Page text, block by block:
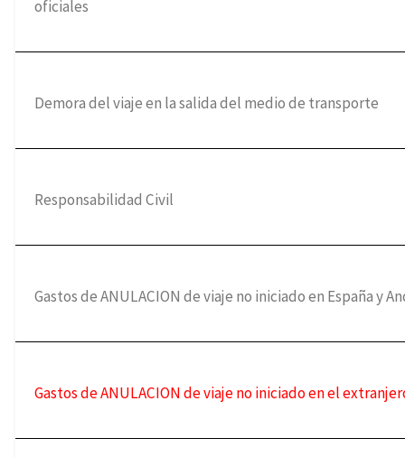
oficiales
Demora del viaje en la salida del medio de transporte
Responsabilidad Civil
Gastos de ANULACION de viaje no iniciado en España y
Gastos de ANULACION de viaje no iniciado en el